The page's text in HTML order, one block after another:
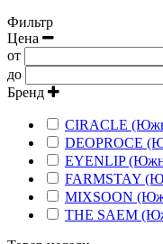
Фильтр
Цена
от
до
Бренд
CIRACLE
DEOPROCE
EYENLIP
FARMSTAY
MIXSOON
THE SAEM